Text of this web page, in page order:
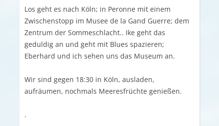
Los geht es nach Köln; in Peronne mit einem
Zwischenstopp im Musee de la Gand Guerre; dem
Zentrum der Sommeschlacht.. Ike geht das
geduldig an und geht mit Blues spazieren;
Eberhard und ich sehen uns das Museum an.
Wir sind gegen 18:30 in Köln, ausladen,
aufräumen, nochmals Meeresfrüchte genießen.
.